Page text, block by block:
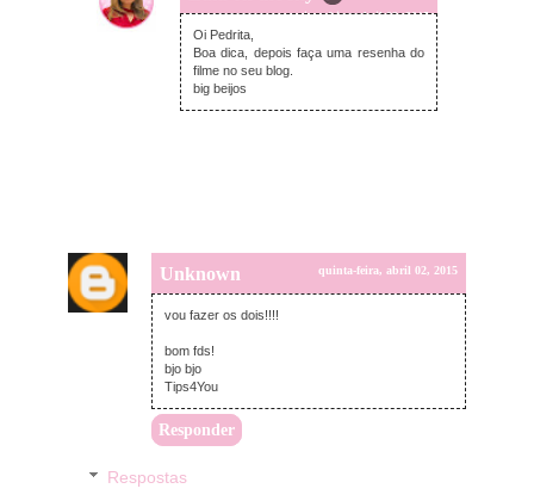
quinta-feira, abril 02, 2015
Oi Pedrita,
Boa dica, depois faça uma resenha do
filme no seu blog.
big beijos
Unknown quinta-feira, abril 02, 2015
vou fazer os dois!!!!
bom fds!
bjo bjo
Tips4You
Responder
Respostas